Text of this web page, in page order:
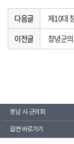
다음글
제10대
이전글
창녕군
경남 시·군의회
읍면 바로가기